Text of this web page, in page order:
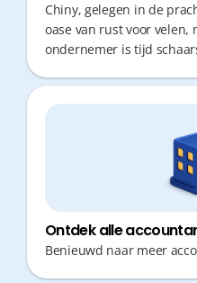
Chiny, gelegen in de
oase van rust voor velen,
ondernemer is tijd
niet verliezen aan
Een boekhouder die niet
ook proactief en snel
cruciaal om efficiënt te
Ontdek alle
Benieuwd naar meer